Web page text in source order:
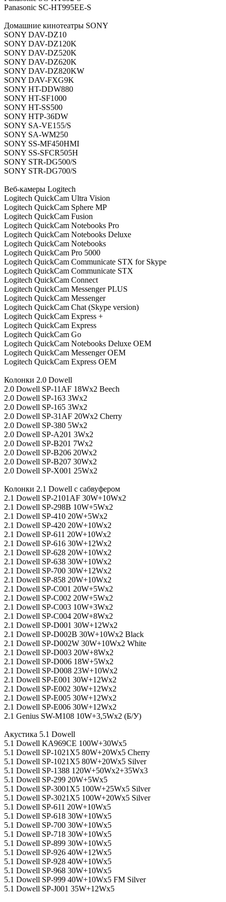
Panasonic SC-HT995EE-S
Домашние кинотеатры SONY
SONY DAV-DZ10
SONY DAV-DZ120K
SONY DAV-DZ520K
SONY DAV-DZ620K
SONY DAV-DZ820KW
SONY DAV-FXG9K
SONY HT-DDW880
SONY HT-SF1000
SONY HT-SS500
SONY HTP-36DW
SONY SA-VE155/S
SONY SA-WM250
SONY SS-MF450HMI
SONY SS-SFCR505H
SONY STR-DG500/S
SONY STR-DG700/S
Веб-камеры Logitech
Logitech QuickCam Ultra Vision
Logitech QuickCam Sphere MP
Logitech QuickCam Fusion
Logitech QuickCam Notebooks Pro
Logitech QuickCam Notebooks Deluxe
Logitech QuickCam Notebooks
Logitech QuickCam Pro 5000
Logitech QuickCam Communicate STX for Skype
Logitech QuickCam Communicate STX
Logitech QuickCam Connect
Logitech QuickCam Messenger PLUS
Logitech QuickCam Messenger
Logitech QuickCam Chat (Skype version)
Logitech QuickCam Express +
Logitech QuickCam Express
Logitech QuickCam Go
Logitech QuickCam Notebooks Deluxe OEM
Logitech QuickCam Messenger OEM
Logitech QuickCam Express OEM
Колонки 2.0 Dowell
2.0 Dowell SP-11AF 18Wx2 Beech
2.0 Dowell SP-163 3Wx2
2.0 Dowell SP-165 3Wx2
2.0 Dowell SP-31AF 20Wx2 Cherry
2.0 Dowell SP-380 5Wx2
2.0 Dowell SP-A201 3Wx2
2.0 Dowell SP-B201 7Wx2
2.0 Dowell SP-B206 20Wx2
2.0 Dowell SP-B207 30Wx2
2.0 Dowell SP-X001 25Wx2
Колонки 2.1 Dowell с сабвуфером
2.1 Dowell SP-2101AF 30W+10Wx2
2.1 Dowell SP-298B 10W+5Wx2
2.1 Dowell SP-410 20W+5Wx2
2.1 Dowell SP-420 20W+10Wx2
2.1 Dowell SP-611 20W+10Wx2
2.1 Dowell SP-616 30W+12Wx2
2.1 Dowell SP-628 20W+10Wx2
2.1 Dowell SP-638 30W+10Wx2
2.1 Dowell SP-700 30W+12Wx2
2.1 Dowell SP-858 20W+10Wx2
2.1 Dowell SP-С001 20W+5Wx2
2.1 Dowell SP-С002 20W+5Wx2
2.1 Dowell SP-С003 10W+3Wx2
2.1 Dowell SP-С004 20W+8Wx2
2.1 Dowell SP-D001 30W+12Wx2
2.1 Dowell SP-D002B 30W+10Wx2 Black
2.1 Dowell SP-D002W 30W+10Wx2 White
2.1 Dowell SP-D003 20W+8Wx2
2.1 Dowell SP-D006 18W+5Wx2
2.1 Dowell SP-D008 23W+10Wx2
2.1 Dowell SP-E001 30W+12Wx2
2.1 Dowell SP-E002 30W+12Wx2
2.1 Dowell SP-E005 30W+12Wx2
2.1 Dowell SP-E006 30W+12Wx2
2.1 Genius SW-M108 10W+3,5Wx2 (Б/У)
Акустика 5.1 Dowell
5.1 Dowell KA969CE 100W+30Wx5
5.1 Dowell SP-1021X5 80W+20Wx5 Cherry
5.1 Dowell SP-1021X5 80W+20Wx5 Silver
5.1 Dowell SP-1388 120W+50Wx2+35Wx3
5.1 Dowell SP-299 20W+5Wx5
5.1 Dowell SP-3001X5 100W+25Wx5 Silver
5.1 Dowell SP-3021X5 100W+20Wx5 Silver
5.1 Dowell SP-611 20W+10Wx5
5.1 Dowell SP-618 30W+10Wx5
5.1 Dowell SP-700 30W+10Wx5
5.1 Dowell SP-718 30W+10Wx5
5.1 Dowell SP-899 30W+10Wx5
5.1 Dowell SP-926 40W+12Wx5
5.1 Dowell SP-928 40W+10Wx5
5.1 Dowell SP-968 30W+10Wx5
5.1 Dowell SP-999 40W+10Wx5 FM Silver
5.1 Dowell SP-J001 35W+12Wx5